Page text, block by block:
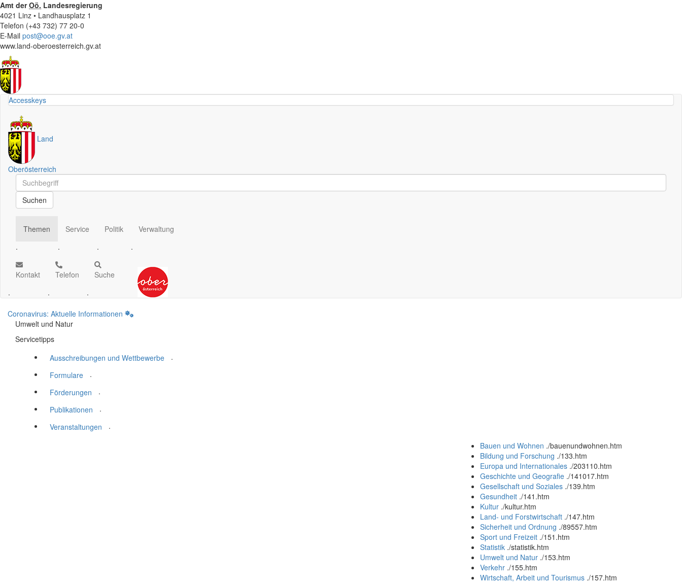
Amt derOö. Landesregierung
4021 Linz • Landhausplatz 1
Telefon (+43 732) 77 20-0
E-Mail post@ooe.gv.at
www.land-oberoesterreich.gv.at
Accesskeys
Land
Oberösterreich
Schnellsuche
Schnellsuche
Suchen
Themen
.
Service
.
Politik
.
Verwaltung
.
Kontakt
.
Telefon
.
Suche
.
Coronavirus: Aktuelle Informationen
Umwelt und Natur
Servicetipps
Ausschreibungen und Wettbewerbe
.
Formulare
.
Förderungen
.
Publikationen
.
Veranstaltungen
.
Bauen und Wohnen ./bauenundwohnen.htm
Bildung und Forschung ./133.htm
Europa und Internationales ./203110.htm
Geschichte und Geografie ./141017.htm
Gesellschaft und Soziales ./139.htm
Gesundheit ./141.htm
Kultur ./kultur.htm
Land- und Forstwirtschaft ./147.htm
Sicherheit und Ordnung ./89557.htm
Sport und Freizeit ./151.htm
Statistik ./statistik.htm
Umwelt und Natur ./153.htm
Verkehr ./155.htm
Wirtschaft, Arbeit und Tourismus ./157.htm